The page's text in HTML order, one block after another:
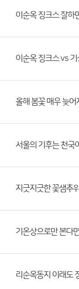
이순옥 징크스 잘하
이순옥 징크스 vs
올해 봄꽃 매우 늦어
서울의 기후는 천국
지긋지긋한 꽃샘추
기온상으로만 본다
리순옥동지 이래도